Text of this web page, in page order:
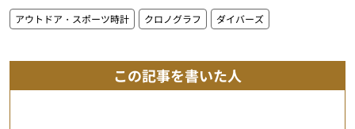
アウトドア・スポーツ時計 クロノグラフ ダイバーズ
この記事を書いた人